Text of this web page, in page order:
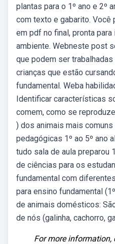
plantas para o 1º ano e 2º
com texto e gabarito. Você
em pdf no final, pronta
ambiente. Webneste post
que podem ser
crianças que estão
fundamental. Weba
Identificar características
comem, como se
) dos animais mais
pedagógicas 1º ao 5º ano
tudo sala de aula preparou
de ciências para os
fundamental com
para ensino fundamental
de animais domésticos:
de nós (galinha, cachorro,
For more information,